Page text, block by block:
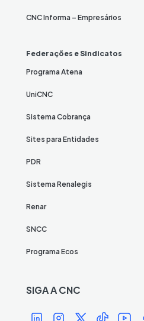
CNC Informa – Empresários
Federações e Sindicatos
Programa Atena
UniCNC
Sistema Cobrança
Sites para Entidades
PDR
Sistema Renalegis
Renar
SNCC
Programa Ecos
SIGA A CNC
Í Í Í Í Í